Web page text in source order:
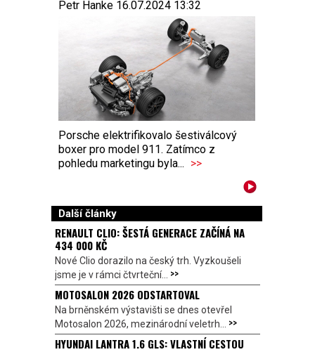
Petr Hanke 16.07.2024 13:32
Porsche elektrifikovalo šestiválcový
boxer pro model 911. Zatímco z
pohledu marketingu byla... >>
Další články
RENAULT CLIO: ŠESTÁ GENERACE ZAČÍNÁ NA
434 000 KČ
Nové Clio dorazilo na český trh. Vyzkoušeli
jsme je v rámci čtvrteční... >>
MOTOSALON 2026 ODSTARTOVAL
Na brněnském výstavišti se dnes otevřel
Motosalon 2026, mezinárodní veletrh... >>
HYUNDAI LANTRA 1.6 GLS: VLASTNÍ CESTOU